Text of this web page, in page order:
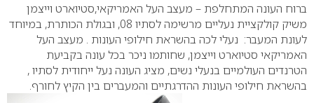
ברוח העונה המתחלפת – מעצב העל האמריקאי,סטיוארט וייצמן
משיק קולקציית נעליים מרשימה לסתיו 08, ובגולת הכותרת, במיוחד
לעונת המעבר: נעלי לכה בהשראת חילופי העונות . מעצב העל
האמריקאי סטיוארט וייצמן, שחותמו ניכר בכל עונה בקביעת
הטרנדים העולמיים בנעלי נשים, מציג העונה נעל ייחודית לסתיו ,
בהשראת חילופי העונות ההדרגתיים והמעברים בין הקיץ לחורף.